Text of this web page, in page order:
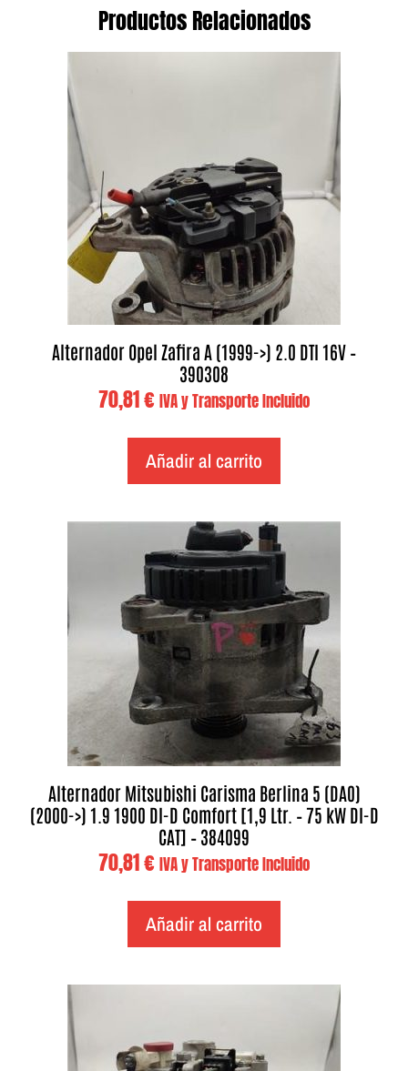
Productos Relacionados
Alternador Opel Zafira A (1999->) 2.0 DTI 16V –
390308
70,81€ IVA y Transporte Incluido
Añadir al carrito
Alternador Mitsubishi Carisma Berlina 5 (DA0)
(2000->) 1.9 1900 DI-D Comfort [1,9 Ltr. – 75 kW DI-D
CAT] – 384099
70,81€ IVA y Transporte Incluido
Añadir al carrito